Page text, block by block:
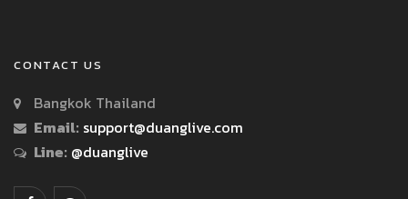
CONTACT US
Bangkok Thailand
Email: support@duanglive.com
Line: @duanglive